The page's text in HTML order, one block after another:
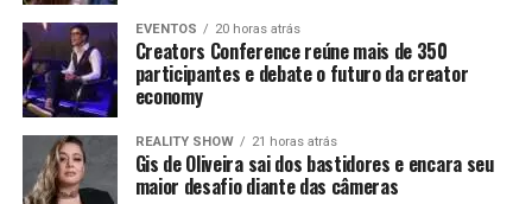
EVENTOS 20 horas atrás
Creators Conference reúne mais de 350
participantes e debate o futuro da creator
economy
REALITY SHOW 21 horas atrás
Gis de Oliveira sai dos bastidores e encara seu
maior desafio diante das câmeras